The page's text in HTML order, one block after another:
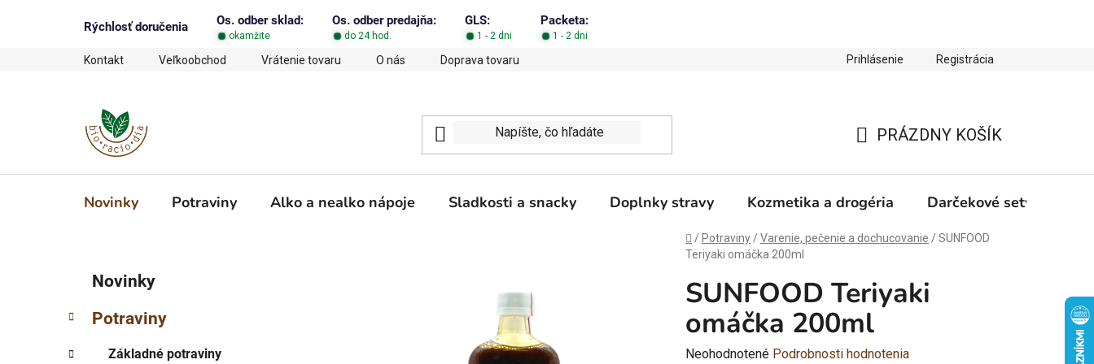
Rýchlosť doručenia Os. odber sklad: Os. odber predajňa: GLS: Packeta:
okamžite do 24 hod. 1 - 2 dni 1 - 2 dni
Kontakt Veľkoobchod Vrátenie tovaru O nás Doprava tovaru Podmienky ochrany osobných údajov Zľava 10 % na prvý nákup
Prihlásenie Registrácia
KOŠÍK
PRÁZDNY KOŠÍK
Novinky Potraviny Alko a nealko nápoje Sladkosti a snacky Doplnky stravy Kozmetika a drogéria Darčekové sety
Domov
/ Potraviny /Varenie, pečenie a dochucovanie /SUNFOOD
Teriyaki omáčka 200ml
č
ý
kategórie
e
ó
Novinky
Potraviny
Základné potraviny
SUNFOOD Teriyaki
omáčka 200ml
Priemerné
Neohodnotené Podrobnosti hodnotenia